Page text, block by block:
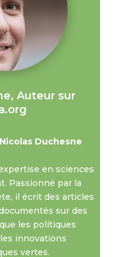
Auteur sur
Duchesne
en sciences
Passionné par la
il écrit des articles
sur des
les politiques
innovations
vertes.